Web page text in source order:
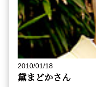
2010/01/18
黛まどかさん